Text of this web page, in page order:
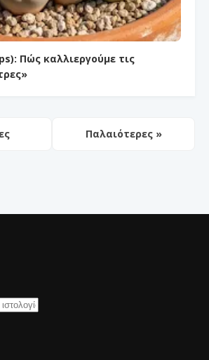
Πώς καλλιεργούμε τις
Παλαιότερες »